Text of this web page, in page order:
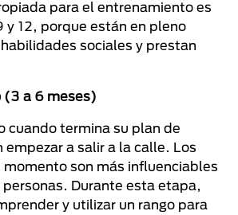
para el entrenamiento es
y 12, porque están en pleno
sociales y prestan
(3 a 6 meses)
cuando termina su plan de
empezar a salir a la calle. Los
momento son más influenciables
Durante esta etapa,
y utilizar un rango para